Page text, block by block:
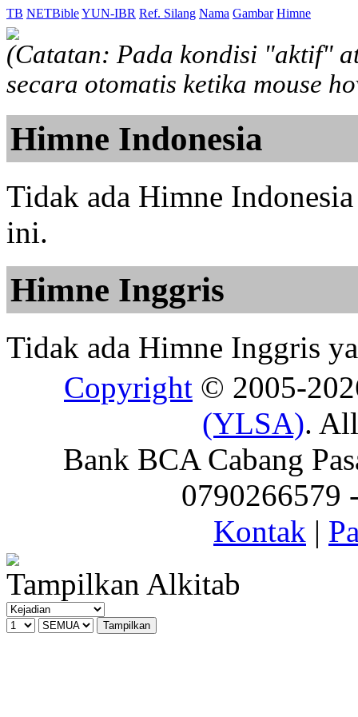
TB NETBibleYUN-IBR Ref. Silang Nama Gambar Himne
(Catatan: Pada kondisi "aktif"
secara otomatis ketika mouse
Himne Indonesia
Tidak ada Himne
ini.
Himne Inggris
Tidak ada Himne Inggris
Copyright © 2005-
(YLSA).
Bank BCA Cabang
0790266579
Kontak |
Tampilkan Alkitab